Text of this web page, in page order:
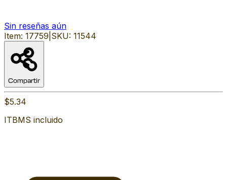
Sin reseñas aún
Item: 17759 SKU: 11544
Compartir
$5.34
ITBMS incluido